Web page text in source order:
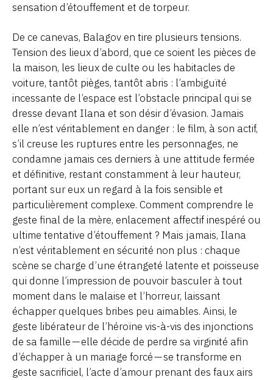
sensation d’étouffement et de torpeur.
De ce canevas, Balagov en tire plusieurs tensions.
Tension des lieux d’abord, que ce soient les pièces de
la maison, les lieux de culte ou les habitacles de
voiture, tantôt pièges, tantôt abris : l’ambiguïté
incessante de l’espace est l’obstacle principal qui se
dresse devant Ilana et son désir d’évasion. Jamais
elle n’est véritablement en danger : le film, à son actif,
s’il creuse les ruptures entre les personnages, ne
condamne jamais ces derniers à une attitude fermée
et définitive, restant constamment à leur hauteur,
portant sur eux un regard à la fois sensible et
particulièrement complexe. Comment comprendre le
geste final de la mère, enlacement affectif inespéré ou
ultime tentative d’étouffement ? Mais jamais, Ilana
n’est véritablement en sécurité non plus : chaque
scène se charge d’une étrangeté latente et poisseuse
qui donne l’impression de pouvoir basculer à tout
moment dans le malaise et l’horreur, laissant
échapper quelques bribes peu aimables. Ainsi, le
geste libérateur de l’héroïne vis-à-vis des injonctions
de sa famille — elle décide de perdre sa virginité afin
d’échapper à un mariage forcé — se transforme en
geste sacrificiel, l’acte d’amour prenant des faux airs